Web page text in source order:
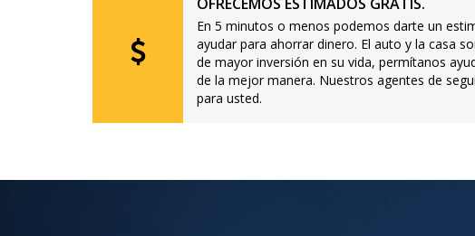
En 5 minutos o menos podemos darte un
ayudar para ahorrar dinero. El auto y la casa
de mayor inversión en su vida, permítanos
de la mejor manera. Nuestros agentes de
para usted.